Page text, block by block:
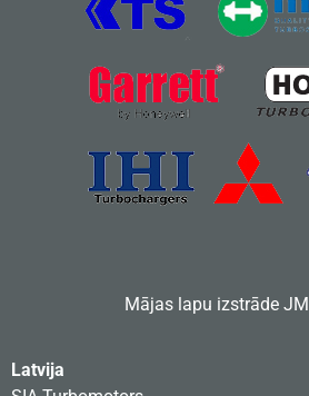
Mājas lapu izstrādeJM
Latvija